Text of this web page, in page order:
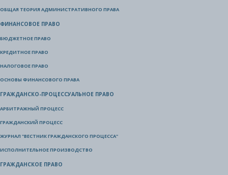
ОБЩАЯ ТЕОРИЯ АДМИНИСТРАТИВНОГО ПРАВА
ФИНАНСОВОЕ ПРАВО
БЮДЖЕТНОЕ ПРАВО
КРЕДИТНОЕ ПРАВО
НАЛОГОВОЕ ПРАВО
ОСНОВЫ ФИНАНСОВОГО ПРАВА
ГРАЖДАНСКО-ПРОЦЕССУАЛЬНОЕ ПРАВО
АРБИТРАЖНЫЙ ПРОЦЕСС
ГРАЖДАНСКИЙ ПРОЦЕСС
ЖУРНАЛ "ВЕСТНИК ГРАЖДАНСКОГО ПРОЦЕССА"
ИСПОЛНИТЕЛЬНОЕ ПРОИЗВОДСТВО
ГРАЖДАНСКОЕ ПРАВО